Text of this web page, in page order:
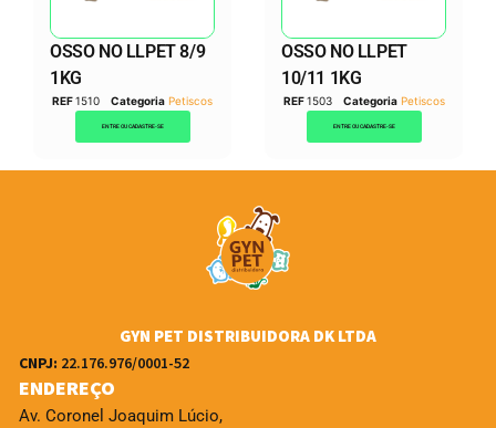
OSSO NO LLPET 8/9
1KG
REF1510 Categoria Petiscos
ENTRE OU CADASTRE-SE
OSSO NO LLPET
10/11 1KG
REF1503 Categoria Petiscos
ENTRE OU CADASTRE-SE
GYN PET DISTRIBUIDORA DK LTDA
CNPJ: 22.176.976/0001-52
ENDEREÇO
Av. Coronel Joaquim Lúcio,